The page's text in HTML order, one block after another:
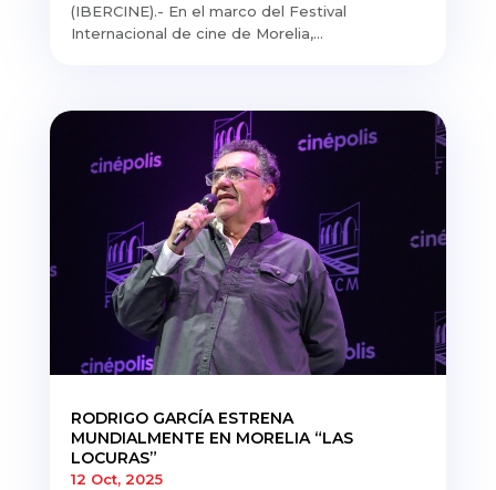
(IBERCINE).- En el marco del Festival
Internacional de cine de Morelia,...
RODRIGO GARCÍA ESTRENA
MUNDIALMENTE EN MORELIA “LAS
LOCURAS”
12 Oct, 2025